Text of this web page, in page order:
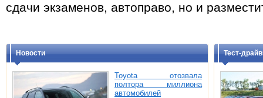
сдачи экзаменов, автоправо, но и
Новости
Toyota отозвала
полтора миллиона
автомобилей
Тест-